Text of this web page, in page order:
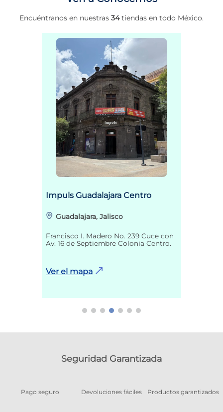
Encuéntranos en nuestras 34tiendas en todo México.
Impuls Guadalajara Centro
Guadalajara, Jalisco
Francisco I. Madero No. 239 Cuce con
Av. 16 de Septiembre Colonia Centro.
Ver el mapa
Seguridad Garantizada
Pago seguro Devoluciones fáciles Productos garantizados